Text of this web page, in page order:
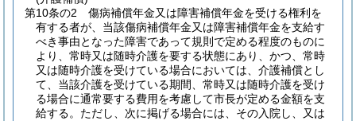
第10条の2
傷病補償年金又は障害補償年金を受ける権利を
有する者が、当該傷病補償年金又は障害補償年金を支給す
べき事由となった障害であって規則で定める程度のものに
より、常時又は随時介護を要する状態にあり、かつ、常時
又は随時介護を受けている場合においては、介護補償とし
て、当該介護を受けている期間、常時又は随時介護を受け
る場合に通常要する費用を考慮して市長が定める金額を支
給する。 ただし、次に掲げる場合には、その入院し、又は